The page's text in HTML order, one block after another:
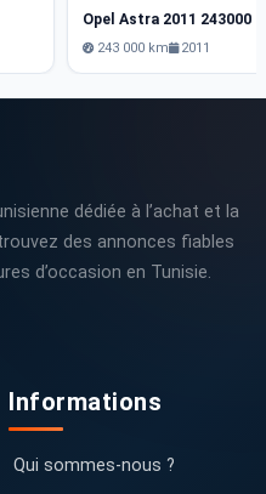
Opel Astra 2011 243000
243 000 km 2011
dédiée à l’achat et la
des annonces fiables
d’occasion en Tunisie.
Informations
Qui sommes-nous ?